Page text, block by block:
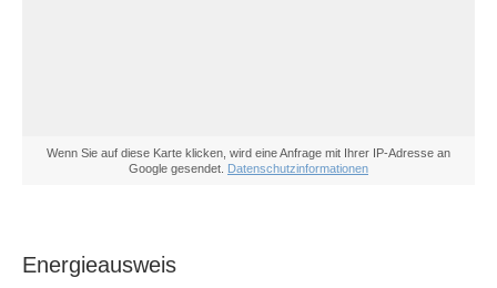
Wenn Sie auf diese Karte klicken, wird eine Anfrage mit Ihrer IP-Adresse an
Google gesendet. Datenschutzinformationen
Energieausweis